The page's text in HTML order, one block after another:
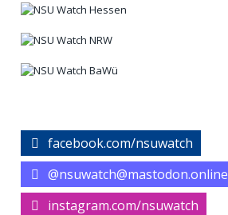
facebook.com/nsuwatch
@nsuwatch@mastodon.online
instagram.com/nsuwatch